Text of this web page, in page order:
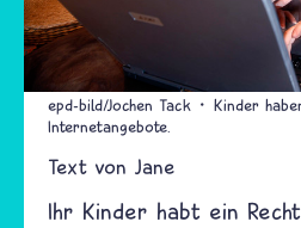
epd-bild/Jochen Tack
Kinder
Internetangebote.
Text von Jane
Ihr Kinder habt ein